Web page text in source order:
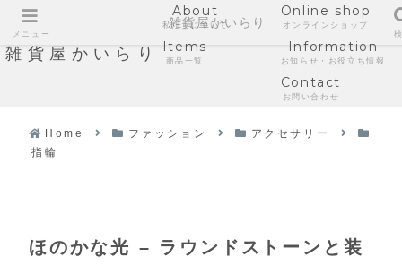
雑貨屋かいらり
About
私たちについて
Online shop
オンラインショップ
Items
商品一覧
Information
お知らせ・お役立ち情報
Contact
お問い合わせ
Home ファッション
アクセサリー
指輪
ほのかな光 – ラウンドストーンと装
メニュー
雑貨屋かいらり